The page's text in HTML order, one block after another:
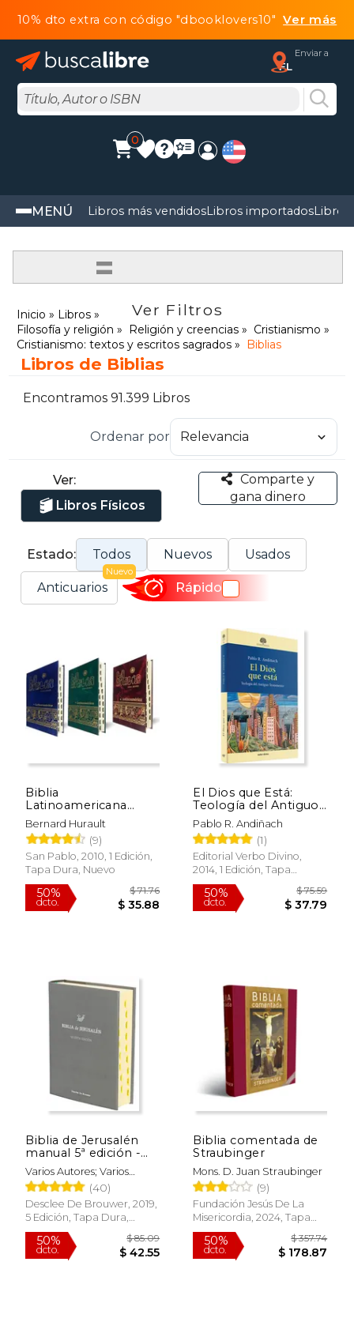
10% dto extra con código "dbooklovers10"Ver más
Enviar a
FL
0
MENÚ Libros más vendidosLibros importadosLibros
=
Ver Filtros
Inicio
Libros
Filosofía y religión
Religión y creencias
Cristianismo
Cristianismo: textos y escritos sagrados
Biblias
Libros de Biblias
Encontramos 91.399 Libros
Ordenar por
Ver:
Libros Físicos
Comparte y
gana dinero
Estado: Todos Nuevos Usados
Anticuarios
Nuevo
Rápido
Biblia
Latinoamericana
Letra Grande Con
indices (Color al azar)
Bernard Hurault
(9)
San Pablo, 2010, 1 Edición,
Tapa Dura, Nuevo
50%
$ 35.88
El Dios que Está:
Teología del Antiguo
Testamento (Estudios
Bíblicos)
Pablo R. Andiñach
(1)
Editorial Verbo Divino,
2014, 1 Edición, Tapa
Blanda, Nuevo
50%
dcto.
Biblia de Jerusalén
manual 5ª edición -
modelo 1
Varios Autores; Varios
Autores
(40)
Desclee De Brouwer, 2019,
5 Edición, Tapa Dura,
Nuevo
Biblia comentada de
Straubinger
Mons. D. Juan Straubinger
(9)
Fundación Jesús De La
Misericordia, 2024, Tapa
Dura, Nuevo